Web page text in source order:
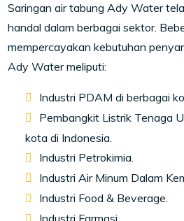
Saringan air tabung Ady Water
handal dalam berbagai sektor.
mempercayakan kebutuhan
Ady Water meliputi:
Industri PDAM di berbagai
Pembangkit Listrik Tenaga
kota di Indonesia.
Industri Petrokimia.
Industri Air Minum Dalam
Industri Food & Beverage.
Industri Farmasi.